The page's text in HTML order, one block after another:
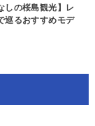
しの桜島観光】レ
巡るおすすめモデ